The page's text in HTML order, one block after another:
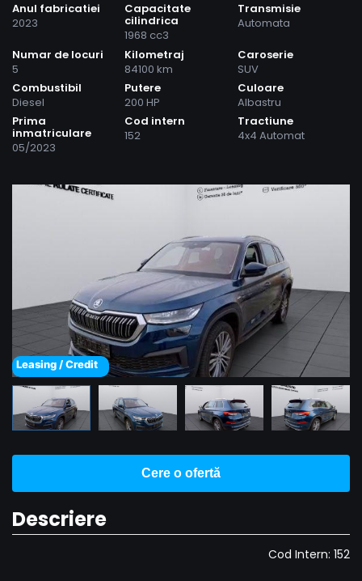
Anul fabricatiei
2023
Capacitate
cilindrica
1968 cc3
Transmisie
Automata
Numar de locuri
5
Kilometraj
84100 km
Caroserie
SUV
Combustibil
Diesel
Putere
200 HP
Culoare
Albastru
Prima
inmatriculare
05/2023
Cod intern
152
Tractiune
4x4 Automat
Leasing / Credit
Cere o ofertă
Descriere
Cod Intern: 152